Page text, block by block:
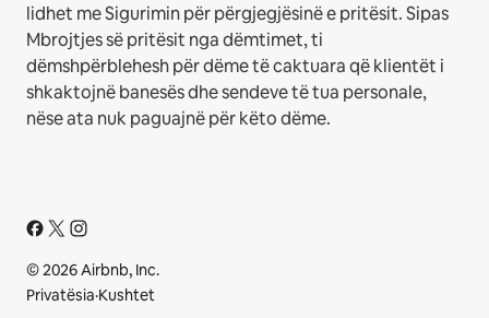
lidhet me Sigurimin për përgjegjësinë e pritësit. Sipas
Mbrojtjes së pritësit nga dëmtimet, ti
dëmshpërblehesh për dëme të caktuara që klientët i
shkaktojnë banesës dhe sendeve të tua personale,
nëse ata nuk paguajnë për këto dëme.
© 2026 Airbnb, Inc.
Privatësia·Kushtet